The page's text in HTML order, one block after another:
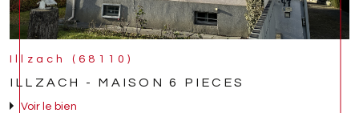
Illzach (68110)
ILLZACH - MAISON 6 PIECES
Voir le bien